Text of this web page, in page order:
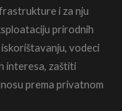
i za nju
prirodnih
vodeci
interesa, zaštiti
prema privatnom